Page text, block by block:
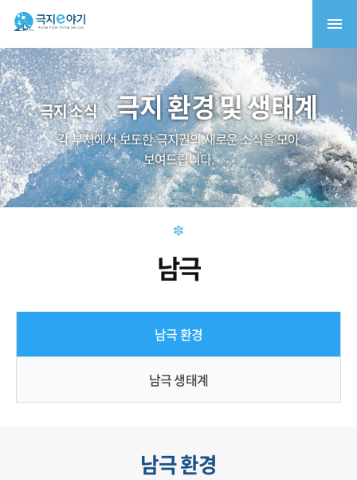
극지 소식 극지 환경 및 생태계
각 부처에서 보도한 극지권의 새로운 소식을 모아
보여드립니다.
남극
남극 환경
남극 생태계
남극 환경